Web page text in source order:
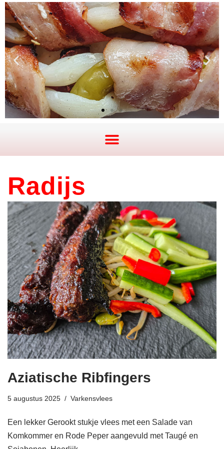
Radijs
Aziatische Ribfingers
5 augustus 2025 Varkensvlees
Een lekker Gerookt stukje vlees met een Salade van
Komkommer en Rode Peper aangevuld met Taugé en